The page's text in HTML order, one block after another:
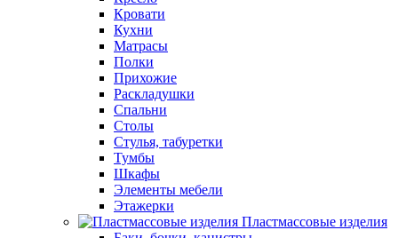
Кровати
Кухни
Матрасы
Полки
Прихожие
Раскладушки
Спальни
Столы
Стулья, табуретки
Тумбы
Шкафы
Элементы мебели
Этажерки
Пластмассовые изделия